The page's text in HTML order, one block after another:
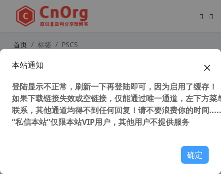
首页 标签 PSCS
PS CS2(Adobe photoshop cs2) v9.0
本站通知
登陆显示不正常，刷新一下再登陆即可，因为启用了缓存！
如果下载链接失效或空链接，仅能通过唯一通道，左下方菜
联系，其他通道均得不到任何回复！请不要浪费你的时间
“私信本站”仅限本站VIP用户，其他用户不提供服务
确定